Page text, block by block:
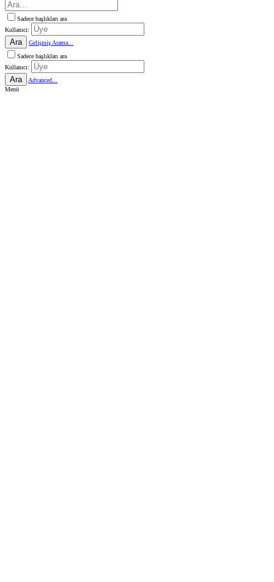
Sadece başlıkları ara
Kullanıcı:
Ara
Gelişmiş Arama...
Sadece başlıkları ara
Kullanıcı:
Ara
Advanced...
Menü